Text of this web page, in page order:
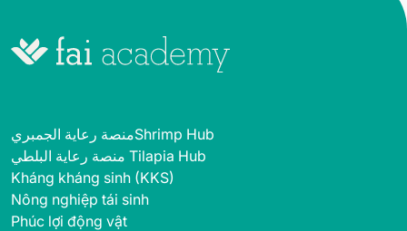
منصة رعاية الجمبريShrimp Hub
منصة رعاية البلطي Tilapia Hub
Kháng kháng sinh (KKS)
Nông nghiệp tái sinh
Phúc lợi động vật